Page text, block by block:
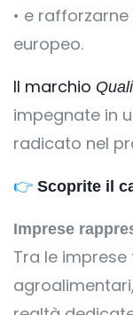
• e
europeo.
Il marchio
impegnate in
radicato nel
👉 Scoprite il
Imprese
Tra le